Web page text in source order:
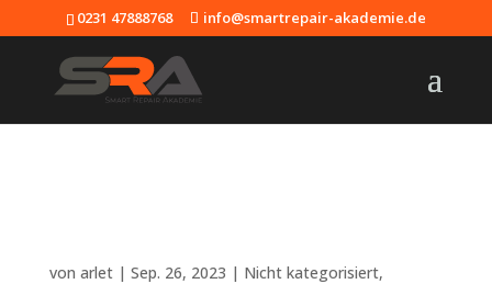
0231 47888768 info@smartrepair-akademie.de
von arlet| Sep. 26, 2023 | Nicht kategorisiert,